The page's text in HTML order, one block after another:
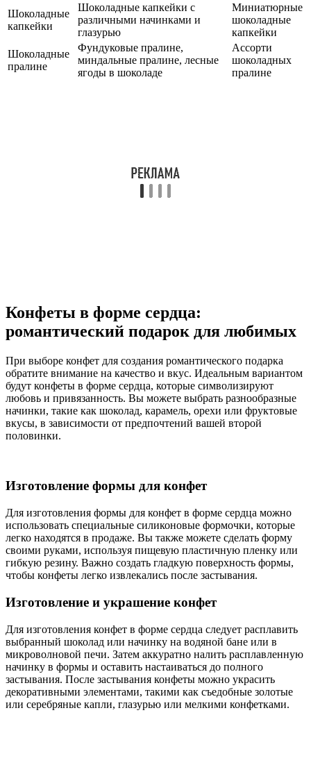
Шоколадные
капкейки
Шоколадные капкейки с
различными начинками и
глазурью
Миниатюрные
шоколадные
капкейки
Шоколадные
пралине
Фундуковые пралине,
миндальные пралине, лесные
ягоды в шоколаде
Ассорти
шоколадных
пралине
Конфеты в форме сердца:
романтический подарок для любимых
При выборе конфет для создания романтического подарка
обратите внимание на качество и вкус. Идеальным вариантом
будут конфеты в форме сердца, которые символизируют
любовь и привязанность. Вы можете выбрать разнообразные
начинки, такие как шоколад, карамель, орехи или фруктовые
вкусы, в зависимости от предпочтений вашей второй
половинки.
Изготовление формы для конфет
Для изготовления формы для конфет в форме сердца можно
использовать специальные силиконовые формочки, которые
легко находятся в продаже. Вы также можете сделать форму
своими руками, используя пищевую пластичную пленку или
гибкую резину. Важно создать гладкую поверхность формы,
чтобы конфеты легко извлекались после застывания.
Изготовление и украшение конфет
Для изготовления конфет в форме сердца следует расплавить
выбранный шоколад или начинку на водяной бане или в
микроволновой печи. Затем аккуратно налить расплавленную
начинку в формы и оставить настаиваться до полного
застывания. После застывания конфеты можно украсить
декоративными элементами, такими как съедобные золотые
или серебряные капли, глазурью или мелкими конфетками.